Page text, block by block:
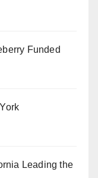
Funded
Leading the